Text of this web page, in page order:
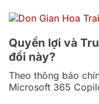
Quyền lợi và
đổi này?
Theo thông báo
Microsoft 365